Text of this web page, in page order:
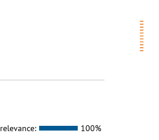
relevance: 100%